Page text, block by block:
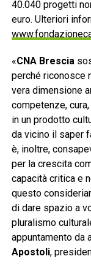
40.040 progetti
euro. Ulteriori
«CNA Brescia
perché riconosce
vera dimensione
competenze,
in un prodotto
da vicino il saper
è, inoltre,
per la crescita
capacità critica e
questo
di dare spazio a
pluralismo
appuntamento da
Apostoli,